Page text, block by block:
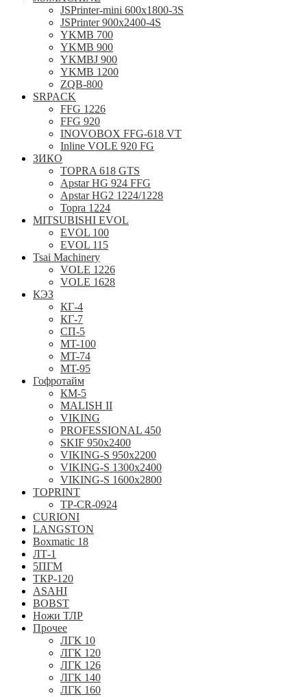
JSPrinter-mini 600x1800-3S
JSPrinter 900x2400-4S
YKMB 700
YKMB 900
YKMBJ 900
YKMB 1200
ZQB-800
SRPACK
FFG 1226
FFG 920
INOVOBOX FFG-618 VT
Inline VOLE 920 FG
ЗИКО
TOPRA 618 GTS
Apstar HG 924 FFG
Apstar HG2 1224/1228
Topra 1224
MITSUBISHI EVOL
EVOL 100
EVOL 115
Tsai Machinery
VOLE 1226
VOLE 1628
КЭЗ
КГ-4
КГ-7
СП-5
MT-100
MT-74
MT-95
Гофротайм
КМ-5
MALISH II
VIKING
PROFESSIONAL 450
SKIF 950x2400
VIKING-S 950х2200
VIKING-S 1300x2400
VIKING-S 1600x2800
TOPRINT
TP-CR-0924
CURIONI
LANGSTON
Boxmatic 18
ЛТ-1
5ПГМ
ТКР-120
ASAHI
BOBST
Ножи ТЛР
Прочее
ЛГК 10
ЛГК 120
ЛГК 126
ЛГК 140
ЛГК 160